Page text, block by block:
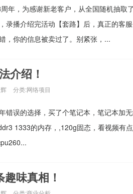
年，为感谢新老客户，从全国随机抽取
播介绍完活动【套路】后，真正的客
，你的信息被卖过了。别紧张，...
介绍！
分类:网络项目
错误的选择，买了个笔记本，笔记本加
1333的内存，,120g固态，看视频有
味真相！